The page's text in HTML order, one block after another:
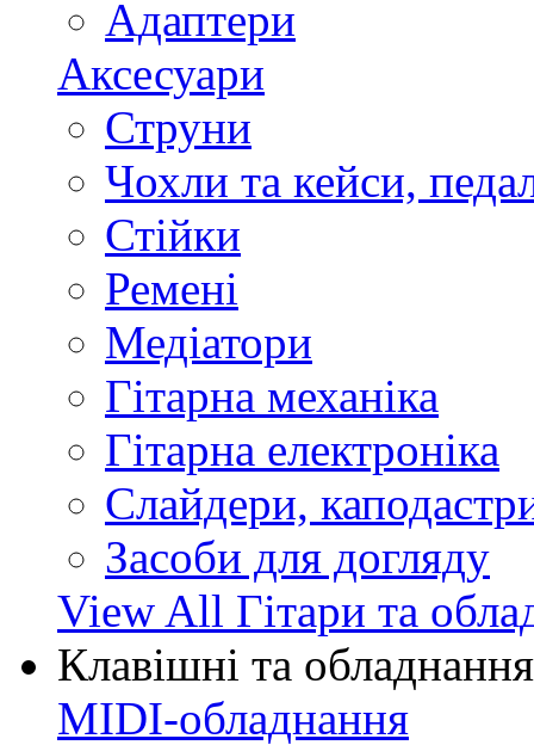
Адаптери
Аксесуари
Струни
Чохли та кейси,
Стійки
Ремені
Медіатори
Гітарна механіка
Гітарна електроніка
Слайдери,
Засоби для догляду
View All Гітари та
Клавішні та обладнання
MIDI-обладнання